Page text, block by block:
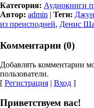
Категория: Аудиокниги
Автор: admin | Теги:
из преисподней, Денис
Комментарии (0)
Добавлять комментарии
пользователи.
[ Регистрация | Вход ]
Приветствуем вас!